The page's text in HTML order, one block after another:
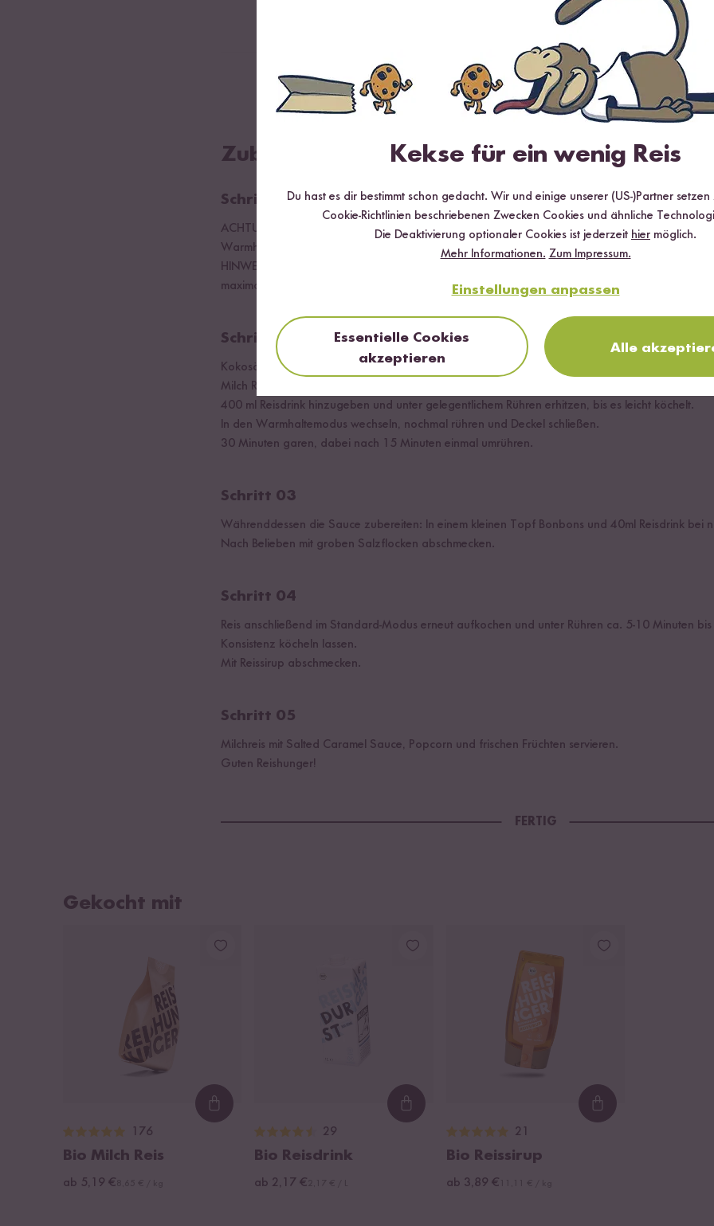
Nach Belieben Früchte
Zubereitung
Schritt 01
ACHTUNG: Beim Aufkochen aufmerksam bleiben! Kochende Milch nie unbeaufsichtigt lassen.
Warmhaltemodus kann der Reis in heißer, nicht kochender Flüssigkeit garziehen, ohne
HINWEIS: Bitte nur die angegebene Zutatenmenge verwenden. Im großen Digitalen
maximal verdoppeln, im Mini Digitalen Reiskocher nicht.
Schritt 02
Kokosöl in den Innentopf geben, im Standard-Modus schmelzen.
Milch Reis einrühren und kurz anrösten.
400 ml Reisdrink hinzugeben und unter gelegentlichem Rühren erhitzen, bis es leicht köchelt.
In den Warmhaltemodus wechseln, nochmal rühren und Deckel schließen.
30 Minuten garen, dabei nach 15 Minuten einmal umrühren.
Schritt 03
Währenddessen die Sauce zubereiten: In einem kleinen Topf Bonbons und 40ml Reisdrink bei
Nach Belieben mit groben Salzflocken abschmecken.
Schritt 04
Reis anschließend im Standard-Modus erneut aufkochen und unter Rühren ca. 5-10 Minuten
Konsistenz köcheln lassen.
Mit Reissirup abschmecken.
Schritt 05
Milchreis mit Salted Caramel Sauce, Popcorn und frischen Früchten servieren.
Guten Reishunger!
FERTIG
Gekocht mit
Loading...
176
Bio Milch Reis
ab 5,19 €
Loading...
29
Bio Reisdrink
ab 2,17 €
Loading...
21
Bio Reissirup
ab 3,89 €
Kekse für ein wenig Reis
Du hast es dir bestimmt schon gedacht. Wir und einige unserer (US-)Partner
Cookie-Richtlinien beschriebenen Zwecken Cookies und ähnliche
Die Deaktivierung optionaler Cookies ist jederzeit hier möglich.
Mehr Informationen. Zum Impressum.
Einstellungen anpassen
Essentielle Cookies
akzeptieren
Alle